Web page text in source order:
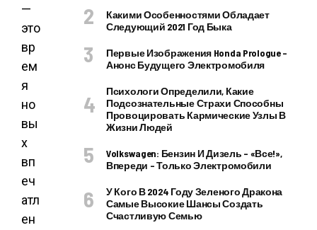
—
это
вр
ем
я
но
вы
х
вп
еч
атл
ен
Какими Особенностями Обладает
Следующий 2021 Год Быка
Первые Изображения Honda Prologue –
Анонс Будущего Электромобиля
Психологи Определили, Какие
Подсознательные Страхи Способны
Провоцировать Кармические Узлы В
Жизни Людей
Volkswagen: Бензин И Дизель – «все!»,
Впереди – Только Электромобили
У Кого В 2024 Году Зеленого Дракона
Самые Высокие Шансы Создать
Счастливую Семью